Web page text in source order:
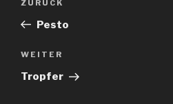
Vorheriger
Beitrag
ZURÜCK
Pesto
Nächster
Beitrag
WEITER
Tropfer